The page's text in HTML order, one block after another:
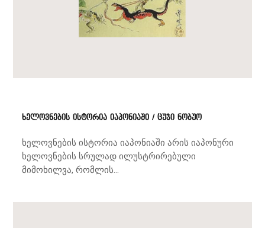
ხელოვნების ისტორია იაპონიაში / ცუჯი ნობუო
ხელოვნების ისტორია იაპონიაში არის იაპონური
ხელოვნების სრულად ილუსტრირებული
მიმოხილვა, რომლის...